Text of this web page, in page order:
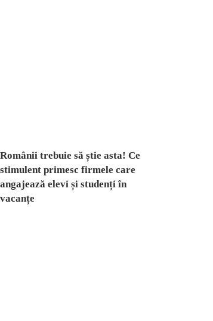
Românii trebuie să știe asta! Ce
stimulent primesc firmele care
angajează elevi și studenți în
vacanțe